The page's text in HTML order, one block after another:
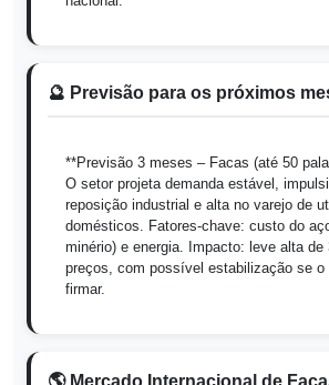
🔮 Previsão para os próximos
**Previsão 3 meses – Facas (até 50
O setor projeta demanda estável,
reposição industrial e alta no varejo de
domésticos. Fatores-chave: custo do
minério) e energia. Impacto: leve alta de
preços, com possível estabilização se o
firmar.
🌎 Mercado Internacional de